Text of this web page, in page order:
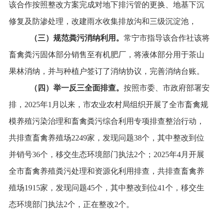
该合作按照整改方案完成对地下排污管的更换、地基下沉
修复及防渗处理，改建雨水收集排放沟和三级沉淀池，
（三）规范粪污消纳利用。 常宁市指导该合作社该将
畜禽粪污固体部分销售至有机肥厂，将液体部分用于茶山
果林消纳，并与种植户签订了消纳协议，完善消纳台账。
（四）举一反三全面排查。 按照市委、市政府部署安
排， 2025年1 月以来，市农业农村局组织开展了全市畜禽规
模养殖污染治理和畜禽粪污综合利用专项排查整治行动，
共排查畜禽养殖场2249家，发现问题38个 ，其中整改到位
并销号36个，移交生态环境部门执法2个； 2025年4月开展
全市畜禽养殖粪污处理和资源化利用排查，共排查畜禽养
殖场1915家，发现问题45个，其中整改到位41个，移交生
态环境部门执法2个，正在整改2个。